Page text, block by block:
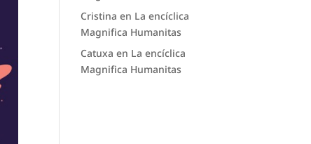
Cristina en La encíclica
Magnifica Humanitas
Catuxa en La encíclica
Magnifica Humanitas